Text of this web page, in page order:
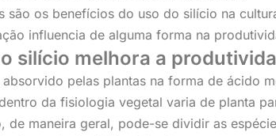
são os benefícios do uso do silício na
influencia de alguma forma na
silício melhora a
absorvido pelas plantas na forma de ácido
da fisiologia vegetal varia de planta
de maneira geral, pode-se dividir as